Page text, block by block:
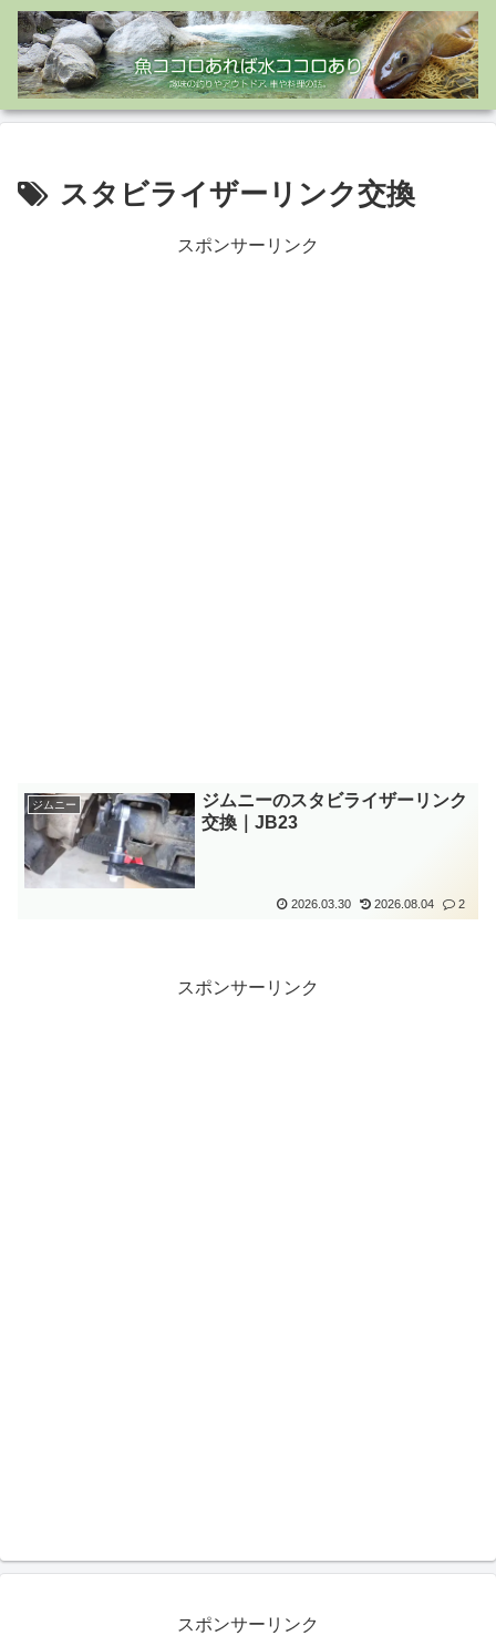
スタビライザーリンク交換
スポンサーリンク
ジムニー
ジムニーのスタビライザーリンク
交換｜JB23
2026.03.30 2026.08.04 2
スポンサーリンク
スポンサーリンク